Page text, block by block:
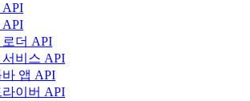
API
API
더 API
서비스 API
앱 API
이버 API